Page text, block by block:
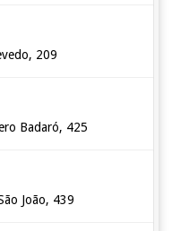
209
Badaró, 425
João, 439